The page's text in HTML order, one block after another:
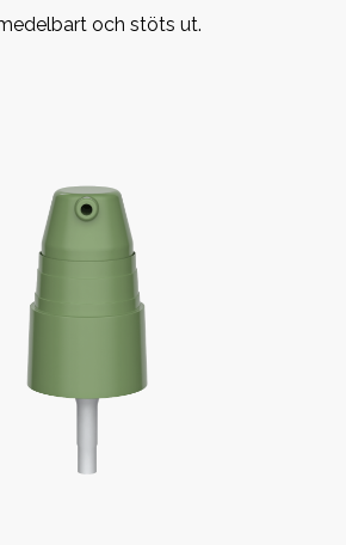
och stöts ut.